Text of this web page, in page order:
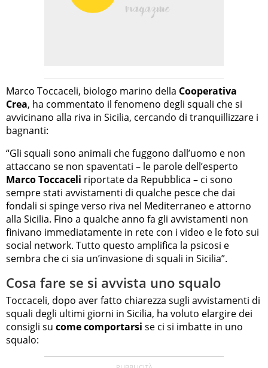
Marco Toccaceli, biologo marino della Cooperativa
Crea, ha commentato il fenomeno degli squali che si
avvicinano alla riva in Sicilia, cercando di tranquillizzare i
bagnanti:
“Gli squali sono animali che fuggono dall’uomo e non
attaccano se non spaventati – le parole dell’esperto
Marco Toccaceli riportate da Repubblica – ci sono
sempre stati avvistamenti di qualche pesce che dai
fondali si spinge verso riva nel Mediterraneo e attorno
alla Sicilia. Fino a qualche anno fa gli avvistamenti non
finivano immediatamente in rete con i video e le foto sui
social network. Tutto questo amplifica la psicosi e
sembra che ci sia un’invasione di squali in Sicilia”.
Cosa fare se si avvista uno squalo
Toccaceli, dopo aver fatto chiarezza sugli avvistamenti di
squali degli ultimi giorni in Sicilia, ha voluto elargire dei
consigli su come comportarsi se ci si imbatte in uno
squalo: